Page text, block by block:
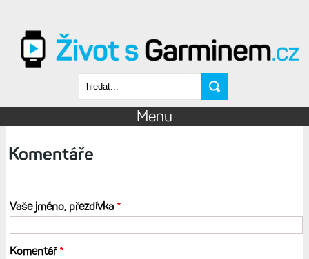
Vyhledávání
Menu
Komentáře
Vaše jméno, přezdívka *
Komentář*